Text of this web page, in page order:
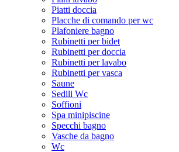
Piatti doccia
Placche di comando per wc
Plafoniere bagno
Rubinetti per bidet
Rubinetti per doccia
Rubinetti per lavabo
Rubinetti per vasca
Saune
Sedili Wc
Soffioni
Spa minipiscine
Specchi bagno
Vasche da bagno
Wc